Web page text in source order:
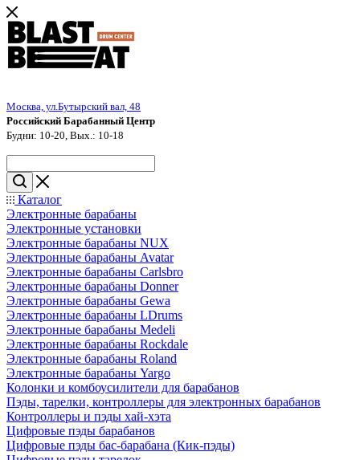
Москва, ул.Бутырский вал, 48
Российский Барабанный Центр
Будни: 10-20, Вых.: 10-18
Каталог
Электронные барабаны
Электронные установки
Электронные барабаны NUX
Электронные барабаны Avatar
Электронные барабаны Carlsbro
Электронные барабаны Donner
Электронные барабаны Gewa
Электронные барабаны LDrums
Электронные барабаны Medeli
Электронные барабаны Rockdale
Электронные барабаны Roland
Электронные барабаны Yargo
Колонки и комбоусилители для барабанов
Пэды, тарелки, контроллеры для электронных барабанов
Контроллеры и пэды хай-хэта
Цифровые пэды барабанов
Цифровые пэды бас-барабана (Кик-пэды)